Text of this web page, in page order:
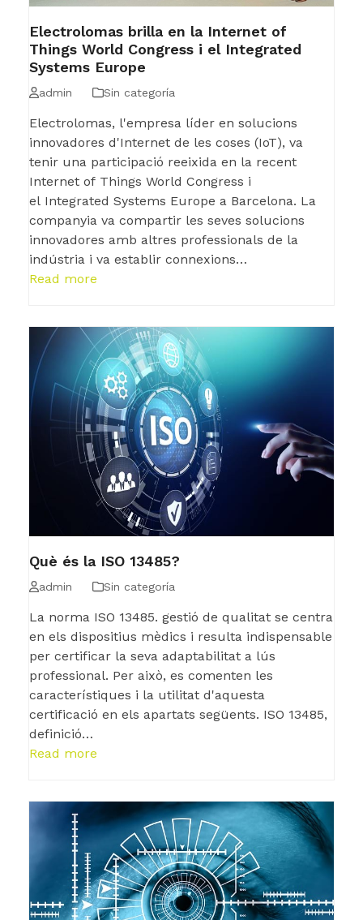
Electrolomas brilla en la Internet of
Things World Congress i el Integrated
Systems Europe
admin Sin categoría
Electrolomas, l'empresa líder en solucions
innovadores d'Internet de les coses (IoT), va
tenir una participació reeixida en la recent
Internet of Things World Congress i
el Integrated Systems Europe a Barcelona. La
companyia va compartir les seves solucions
innovadores amb altres professionals de la
indústria i va establir connexions…
Read more
Què és la ISO 13485?
admin Sin categoría
La norma ISO 13485. gestió de qualitat se centra
en els dispositius mèdics i resulta indispensable
per certificar la seva adaptabilitat a lús
professional. Per això, es comenten les
característiques i la utilitat d'aquesta
certificació en els apartats següents. ISO 13485,
definició…
Read more